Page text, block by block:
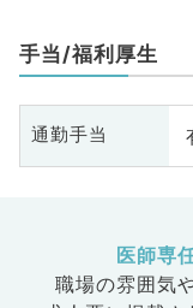
手当/福利厚生
通勤手当
医師専
職場の雰囲気